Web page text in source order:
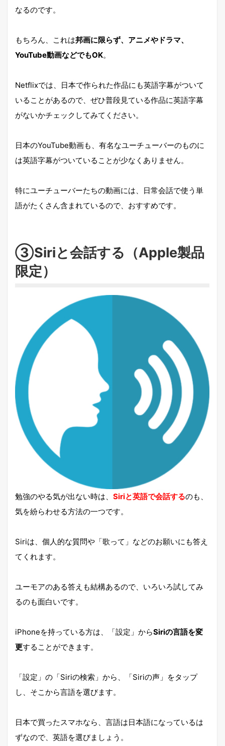
なるのです。
もちろん、これは邦画に限らず、アニメやドラマ、
YouTube動画などでもOK。
Netflixでは、日本で作られた作品にも英語字幕がついて
いることがあるので、ぜひ普段見ている作品に英語字幕
がないかチェックしてみてください。
日本のYouTube動画も、有名なユーチューバーのものに
は英語字幕がついていることが少なくありません。
特にユーチューバーたちの動画には、日常会話で使う単
語がたくさん含まれているので、おすすめです。
③Siriと会話する（Apple製品
限定）
勉強のやる気が出ない時は、 Siriと英語で会話するのも、
気を紛らわせる方法の一つです。
Siriは、個人的な質問や「歌って」などのお願いにも答え
てくれます。
ユーモアのある答えも結構あるので、いろいろ試してみ
るのも面白いです。
iPhoneを持っている方は、「設定」からSiriの言語を変
更することができます。
「設定」の「Siriの検索」から、「Siriの声」をタップ
し、そこから言語を選びます。
日本で買ったスマホなら、言語は日本語になっているは
ずなので、英語を選びましょう。